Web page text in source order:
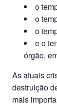
o
o
o
e o
órgão,
As atuais
destruição
mais